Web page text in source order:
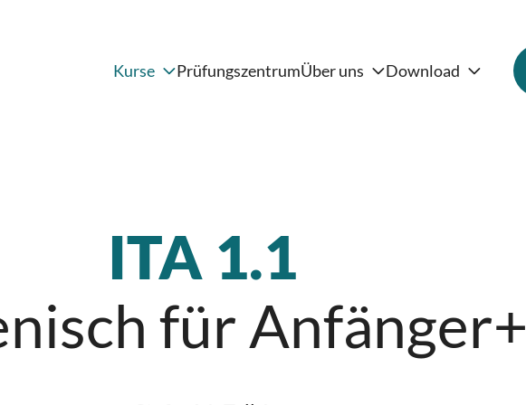
Kurse PrüfungszentrumÜber uns Download
ITA 1.1
für Anfänger+